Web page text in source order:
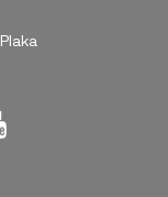
Plaka